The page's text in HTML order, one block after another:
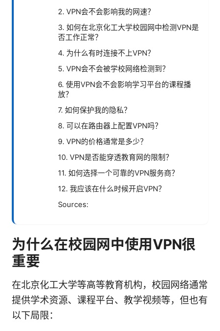
2. VPN会不会影响我的网速？
3. 如何在北京化工大学校园网中检测VPN是
否工作正常？
4. 为什么有时连接不上VPN？
5. VPN会不会被学校网络检测到？
6. 使用VPN会不会影响学习平台的课程播
放？
7. 如何保护我的隐私？
8. 可以在路由器上配置VPN吗？
9. VPN的价格通常是多少？
10. VPN是否能穿透教育网的限制？
11. 如何选择一个可靠的VPN服务商？
12. 我应该在什么时候开启VPN？
Sources:
为什么在校园网中使用VPN很
重要
在北京化工大学等高等教育机构，校园网络通常
提供学术资源、课程平台、教学视频等，但也有
以下局限：